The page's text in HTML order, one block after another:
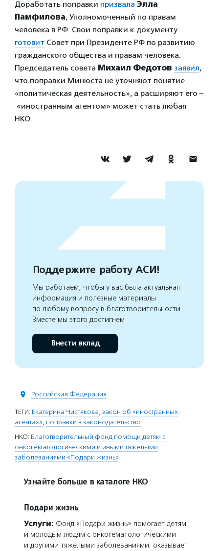
Доработать поправки призвала Элла
Памфилова, Уполномоченный по правам
человека в РФ. Свои поправки к документу
готовит Совет при Президенте РФ по развитию
гражданского общества и правам человека.
Председатель совета Михаил Федотов заявил,
что поправки Минюста не уточняют понятие
«политическая деятельность», а расширяют его –
«иностранным агентом» может стать любая
НКО.
Поддержите работу АСИ!
Мы работаем, чтобы у вас была актуальная
информация и полезные материалы
по любому вопросу в благотворительности.
Вместе мы этого достигнем
Внести вклад
Российская Федерация
ТЕГИ: Екатерина Чистякова, закон об «иностранных
агентах», поправки в законодательство
НКО: Благотворительный фонд помощи детям с
онкогематологическими и иными тяжелыми
заболеваниями «Подари жизнь»
Узнайте больше в каталоге НКО
Подари жизнь
Услуги: Фонд «Подари жизнь» помогает детям
и молодым людям с онкогематологическими
и другими тяжелыми заболеваниями: оказывает